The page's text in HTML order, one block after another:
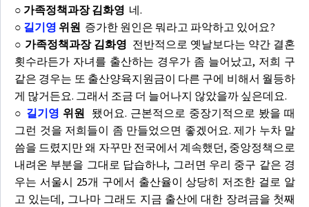
○ 가족정책과장 김화영 네.
○ 길기영 위원 증가한 원인은 뭐라고 파악하고 있어요?
○ 가족정책과장 김화영 전반적으로 옛날보다는 약간 결혼
횟수라든가 자녀를 출산하는 경우가 좀 늘어났고, 저희 구
같은 경우는 또 출산양육지원금이 다른 구에 비해서 월등하
게 많거든요. 그래서 조금 더 늘어나지 않았을까 싶은데요.
○ 길기영 위원 됐어요. 근본적으로 중장기적으로 봤을 때
그런 것을 저희들이 좀 만들었으면 좋겠어요. 제가 누차 말
씀을 드렸지만 왜 자꾸만 전국에서 계속했던, 중앙정책으로
내려온 부분을 그대로 답습하냐, 그러면 우리 중구 같은 경
우는 서울시 25개 구에서 출산율이 상당히 저조한 걸로 알
고 있는데, 그나마 그래도 지금 출산에 대한 장려금을 첫째